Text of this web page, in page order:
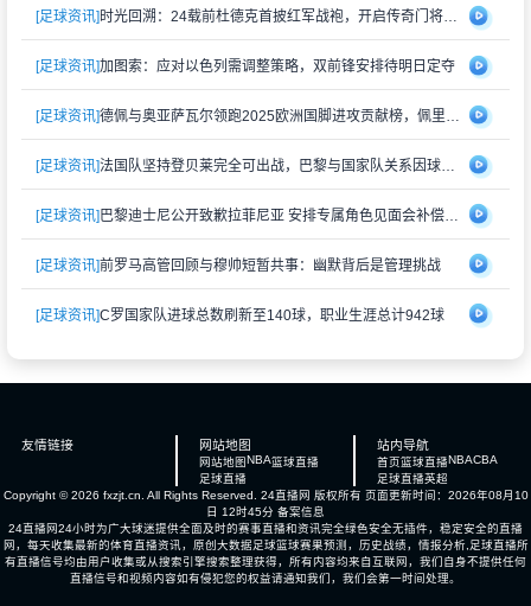
[足球资讯] 时光回溯：24载前杜德克首披红军战袍，开启传奇门将生涯
[足球资讯]加图索：应对以色列需调整策略，双前锋安排待明日定夺
[足球资讯] 德佩与奥亚萨瓦尔领跑2025欧洲国脚进攻贡献榜，佩里西奇紧随其后
[足球资讯] 法国队坚持登贝莱完全可出战，巴黎与国家队关系因球员伤情再度紧张
[足球资讯] 巴黎迪士尼公开致歉拉菲尼亚 安排专属角色见面会补偿受冷落经历
[足球资讯]前罗马高管回顾与穆帅短暂共事：幽默背后是管理挑战
[足球资讯]C罗国家队进球总数刷新至140球，职业生涯总计942球
友情链接 网站地图
网站地图 NBA篮球直播
足球直播
站内导航
首页篮球直播NBACBA
足球直播英超
Copyright © 2026 fxzjt.cn. All Rights Reserved. 24直播网 版权所有 页面更新时间：2026年08月10
日 12时45分 备案信息
24直播网24小时为广大球迷提供全面及时的赛事直播和资讯完全绿色安全无插件，稳定安全的直播
网，每天收集最新的体育直播资讯，原创大数据足球篮球赛果预测，历史战绩，情报分析,足球直播所
有直播信号均由用户收集或从搜索引擎搜索整理获得，所有内容均来自互联网，我们自身不提供任何
直播信号和视频内容如有侵犯您的权益请通知我们，我们会第一时间处理。